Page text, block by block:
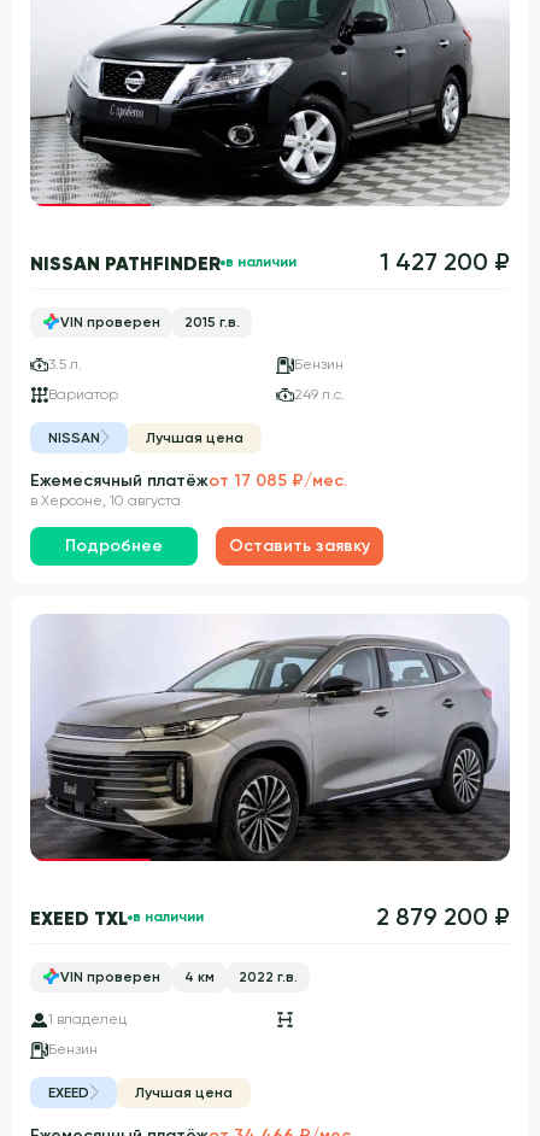
Гарантия 3 года
NISSAN PATHFINDER в наличии 1 427 200 ₽
VIN проверен 2015 г.в.
3.5 л.
Бензин
Вариатор
249 л.с.
NISSAN Лучшая цена
Ежемесячный платёжот 17 085 ₽/мес.
в Херсоне, 10 августа
Подробнее Оставить заявку
Гарантия 3 года
EXEED TXL в наличии 2 879 200 ₽
VIN проверен 4 км 2022 г.в.
1 владелец
Бензин
EXEED Лучшая цена